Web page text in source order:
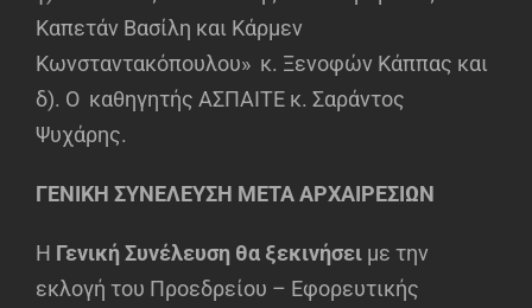
Καπετάν Βασίλη και Κάρμεν
Κωνσταντακόπουλου» κ. Ξενοφών Κάππας και
δ). Ο καθηγητής ΑΣΠΑΙΤΕ κ. Σαράντος
Ψυχάρης.
ΓΕΝΙΚΗ ΣΥΝΕΛΕΥΣΗ ΜΕΤΑ ΑΡΧΑΙΡΕΣΙΩΝ
Η Γενική Συνέλευση θα ξεκινήσει με την
εκλογή του Προεδρείου – Εφορευτικής